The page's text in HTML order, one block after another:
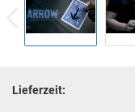
Lieferzeit: